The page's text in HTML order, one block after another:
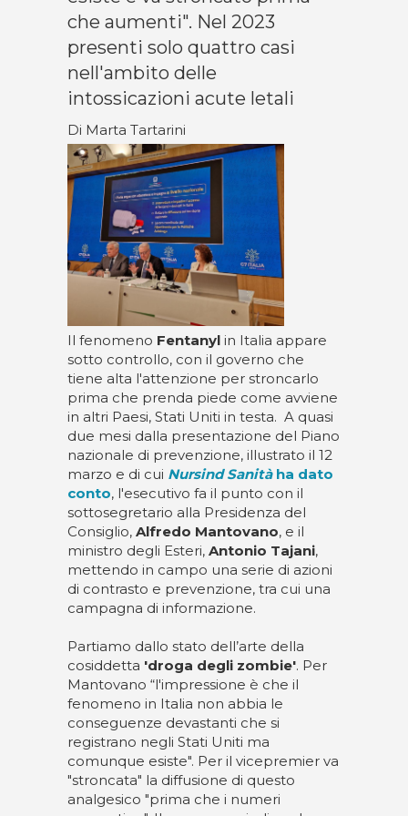
che aumenti". Nel 2023
presenti solo quattro casi
nell'ambito delle
intossicazioni acute letali
Di Marta Tartarini
Il fenomeno Fentanyl in Italia appare
sotto controllo, con il governo che
tiene alta l'attenzione per stroncarlo
prima che prenda piede come avviene
in altri Paesi, Stati Uniti in testa. A quasi
due mesi dalla presentazione del Piano
nazionale di prevenzione, illustrato il 12
marzo e di cui Nursind Sanitàha dato
conto, l'esecutivo fa il punto con il
sottosegretario alla Presidenza del
Consiglio, Alfredo Mantovano, e il
ministro degli Esteri, Antonio Tajani,
mettendo in campo una serie di azioni
di contrasto e prevenzione, tra cui una
campagna di informazione.
Partiamo dallo stato dell’arte della
cosiddetta 'droga degli zombie'. Per
Mantovano “l'impressione è che il
fenomeno in Italia non abbia le
conseguenze devastanti che si
registrano negli Stati Uniti ma
comunque esiste". Per il vicepremier va
"stroncata" la diffusione di questo
analgesico "prima che i numeri